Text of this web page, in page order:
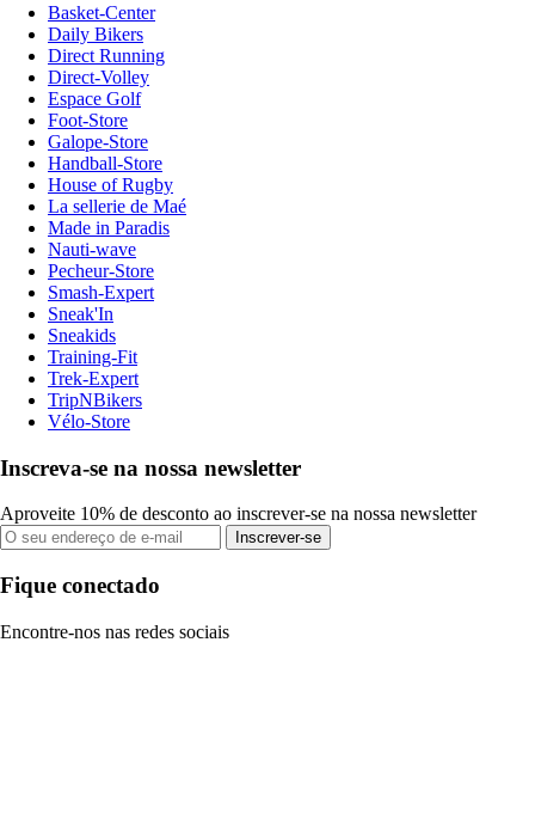
Basket-Center
Daily Bikers
Direct Running
Direct-Volley
Espace Golf
Foot-Store
Galope-Store
Handball-Store
House of Rugby
La sellerie de Maé
Made in Paradis
Nauti-wave
Pecheur-Store
Smash-Expert
Sneak'In
Sneakids
Training-Fit
Trek-Expert
TripNBikers
Vélo-Store
Inscreva-se na nossa newsletter
Aproveite 10% de desconto ao inscrever-se na nossa newsletter
Inscrever-se
Fique conectado
Encontre-nos nas redes sociais